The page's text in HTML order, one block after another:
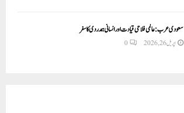
سعودی عرب: عالمی فلاحی قیادت اور انسانی ہمدردی کا سفر
اپریل 26, 2026 0